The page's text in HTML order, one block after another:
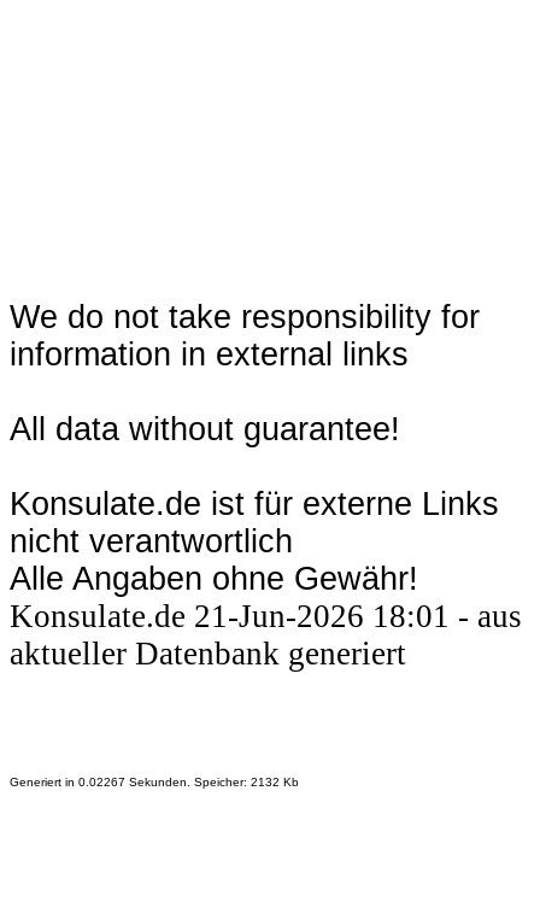
We do not take responsibility for
information in external links
All data without guarantee!
Konsulate.de ist für externe Links
nicht verantwortlich
Alle Angaben ohne Gewähr!
Konsulate.de 21-Jun-2026 18:01 - aus
aktueller Datenbank generiert
Generiert in 0.02267 Sekunden. Speicher: 2132 Kb